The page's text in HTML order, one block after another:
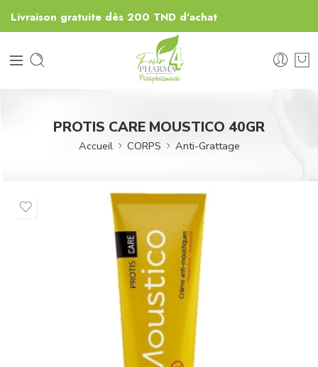
Livraison gratuite dès 200 TND d'achat
PROTIS CARE MOUSTICO 40GR
Accueil CORPS Anti-Grattage